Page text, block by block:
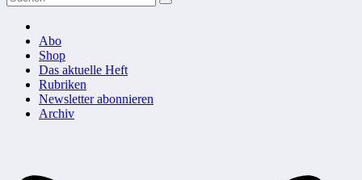
Abo
Shop
Das aktuelle Heft
Rubriken
Newsletter abonnieren
Archiv